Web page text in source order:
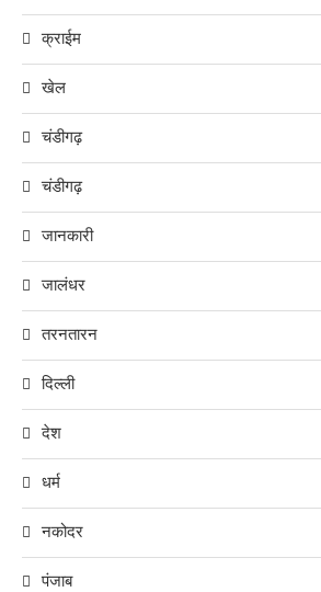
क्राईम
खेल
चंडीगढ़
चंडीगढ़
जानकारी
जालंधर
तरनतारन
दिल्ली
देश
धर्म
नकोदर
पंजाब